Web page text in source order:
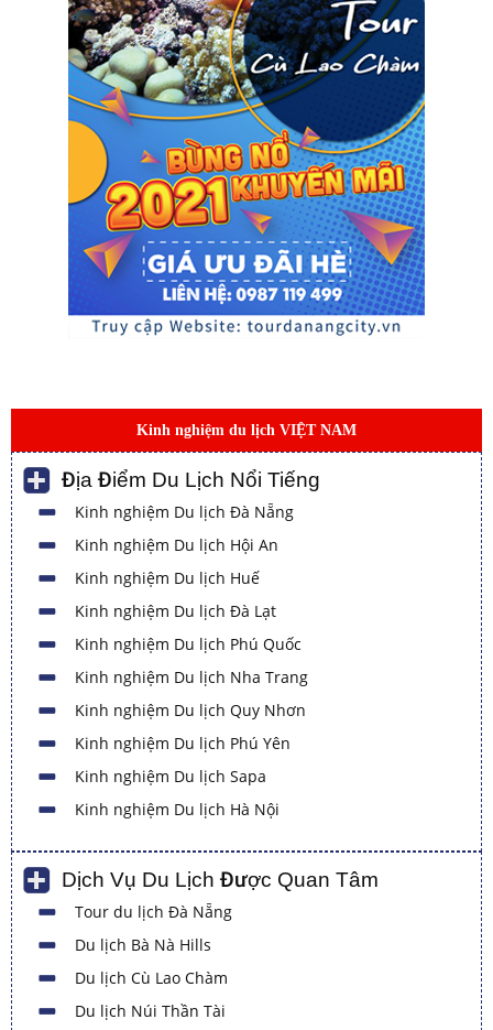
Kinh nghiệm du lịch VIỆT NAM
Địa Điểm Du Lịch Nổi Tiếng
Kinh nghiệm Du lịch Đà Nẵng
Kinh nghiệm Du lịch Hội An
Kinh nghiệm Du lịch Huế
Kinh nghiệm Du lịch Đà Lạt
Kinh nghiệm Du lịch Phú Quốc
Kinh nghiệm Du lịch Nha Trang
Kinh nghiệm Du lịch Quy Nhơn
Kinh nghiệm Du lịch Phú Yên
Kinh nghiệm Du lịch Sapa
Kinh nghiệm Du lịch Hà Nội
Dịch Vụ Du Lịch Được Quan Tâm
Tour du lịch Đà Nẵng
Du lịch Bà Nà Hills
Du lịch Cù Lao Chàm
Du lịch Núi Thần Tài